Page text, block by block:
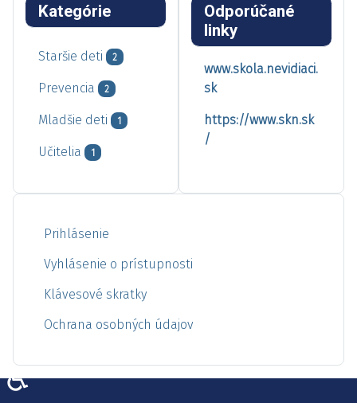
Kategórie
Staršie deti 2
Prevencia 2
Mladšie deti 1
Učitelia 1
Odporúčané
linky
www.skola.nevidiaci.
sk
https://www.skn.sk
/
Prihlásenie
Vyhlásenie o prístupnosti
Klávesové skratky
Ochrana osobných údajov